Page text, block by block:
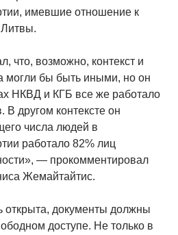
имевшие отношение к
что, возможно, контекст и
могли бы быть иными, но он
НКВД и КГБ все же работало
В другом контексте он
числа людей в
работало 82% лиц
— прокомментировал
Жемайтайтис.
открыта, документы должны
доступе. Не только в